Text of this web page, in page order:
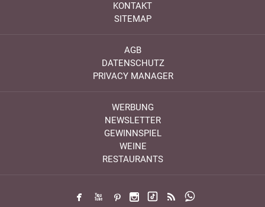
KONTAKT
SITEMAP
AGB
DATENSCHUTZ
PRIVACY MANAGER
WERBUNG
NEWSLETTER
GEWINNSPIEL
WEINE
RESTAURANTS